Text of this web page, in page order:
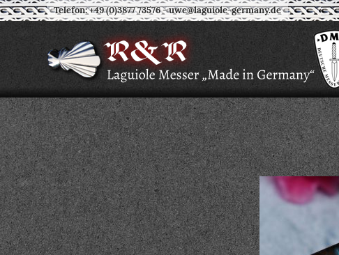
Telefon: +49 (0)3877 73576-uwe@laguiole-germany.de